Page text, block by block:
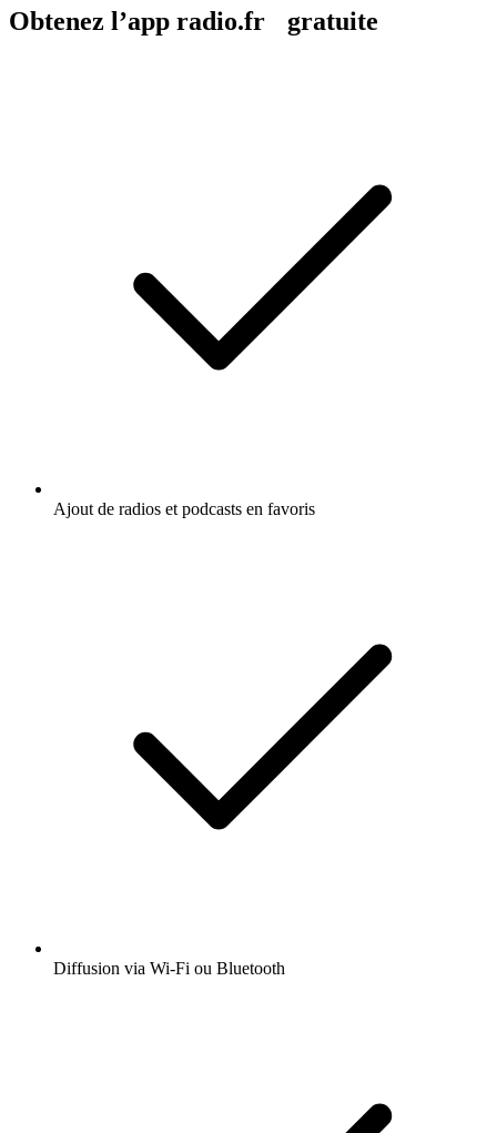
Obtenez l’app radio.fr gratuite
Ajout de radios et podcasts en favoris
Diffusion via Wi-Fi ou Bluetooth